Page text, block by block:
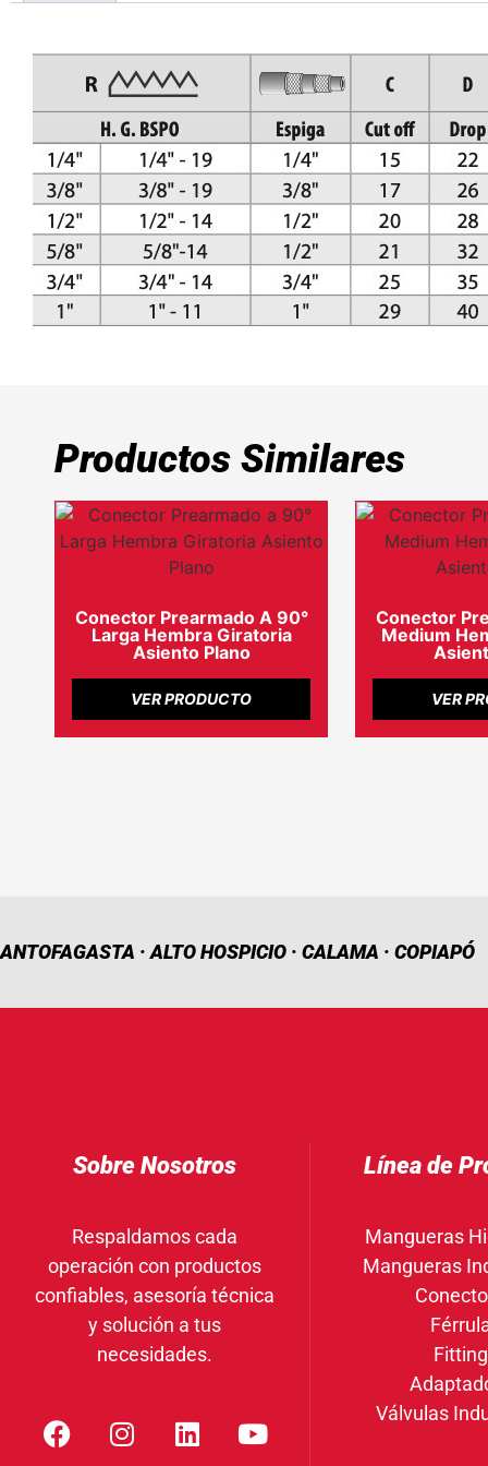
Productos Similares
Conector Prearmado A 90°
Larga Hembra Giratoria
Asiento Plano
VER PRODUCTO
Conector
Medium
VER
ANTOFAGASTA · ALTO HOSPICIO · CALAMA · COPIAPÓ
Sobre Nosotros
Respaldamos cada
operación con productos
confiables, asesoría técnica
y solución a tus
necesidades.
Línea de
Mangueras
Mangueras
Válvulas